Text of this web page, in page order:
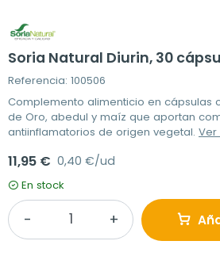
Soria Natural Diurin, 30
Referencia: 100506
Complemento alimenticio en cápsulas
de Oro, abedul y maíz que aportan
antiinflamatorios de origen vegetal.
11,95 € 0,40 €/ud
En stock